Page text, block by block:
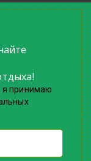
принимаю